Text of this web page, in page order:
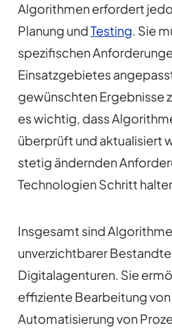
Algorithmen erfordert
Planung undTesting. Sie
spezifischen
Einsatzgebietes
gewünschten Ergebnisse
es wichtig, dass
überprüft und aktualisiert
stetig ändernden
Technologien Schritt
Insgesamt sind
unverzichtbarer
Digitalagenturen. Sie
effiziente Bearbeitung von
Automatisierung von